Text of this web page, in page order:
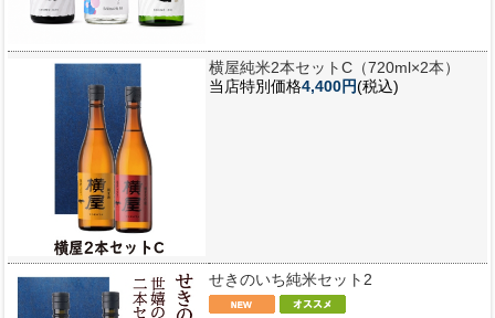
横屋純米2本セットC（720ml×2本）
当店特別価格4,400円(税込)
せきのいち純米セット2